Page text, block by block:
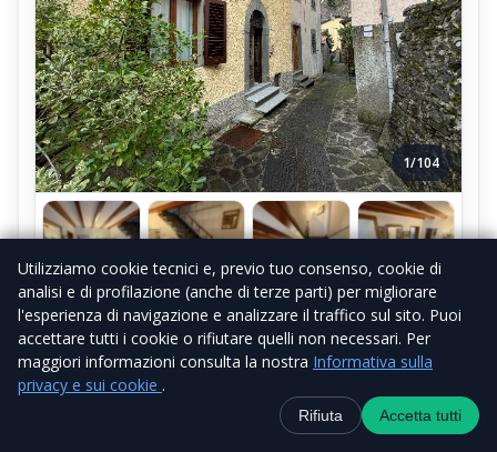
1/104
€ 149.000 Trattabile TerratettoVendita
Villetta TerraTetto Cutigliano Centro
Mq 122 Sette Vani Due Livelli Tre
Utilizziamo cookie tecnici e, previo tuo consenso, cookie di
analisi e di profilazione (anche di terze parti) per migliorare
l'esperienza di navigazione e analizzare il traffico sul sito. Puoi
accettare tutti i cookie o rifiutare quelli non necessari. Per
maggiori informazioni consulta la nostra Informativa sulla
privacy e sui cookie .
Rifiuta Accetta tutti
WhatsApp Canale